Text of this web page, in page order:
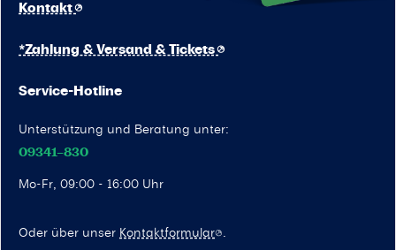
Service-Hotline
Unterstützung und Beratung unter:
09341–830
Mo-Fr, 09:00 - 16:00 Uhr
Oder über unser Kontaktformular .
Kontakt
*Zahlung & Versand & Tickets